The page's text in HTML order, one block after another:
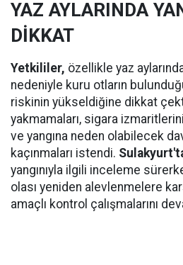
YAZ AYLARINDA
DİKKAT
Yetkililer, özellikle yaz
nedeniyle kuru otların
riskinin yükseldiğine dikkat
yakmamaları, sigara
ve yangına neden olabilecek
kaçınmaları istendi.
yangınıyla ilgili inceleme
olası yeniden alevlenmelere
amaçlı kontrol çalışmalarını